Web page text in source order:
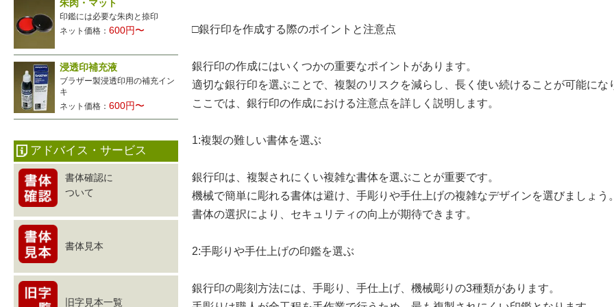
□銀行印を作成する際のポイントと注意点
銀行印の作成にはいくつかの重要なポイントがあります。
適切な銀行印を選ぶことで、複製のリスクを減らし、長く使い続けることが可能にな
ここでは、銀行印の作成における注意点を詳しく説明します。
1:複製の難しい書体を選ぶ
銀行印は、複製されにくい複雑な書体を選ぶことが重要です。
機械で簡単に彫れる書体は避け、手彫りや手仕上げの複雑なデザインを選びましょう。
書体の選択により、セキュリティの向上が期待できます。
2:手彫りや手仕上げの印鑑を選ぶ
銀行印の彫刻方法には、手彫り、手仕上げ、機械彫りの3種類があります。
朱肉・マット
印鑑には必要な朱肉と捺印
ネット価格：600円〜
浸透印補充液
ブラザー製浸透印用の補充イン
キ
ネット価格：600円〜
アドバイス・サービス
書体確認に
ついて
書体見本
旧字見本一覧